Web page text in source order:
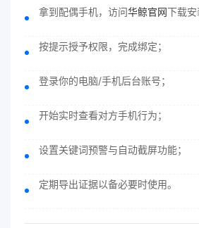
拿到配偶手机，访问华鲸官网下载安
按提示授予权限，完成绑定；
登录你的电脑/手机后台账号；
开始实时查看对方手机行为；
设置关键词预警与自动截屏功能；
定期导出证据以备必要时使用。